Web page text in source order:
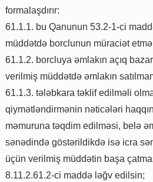
formalaşdırır:
61.1.1. bu Qanunun 53.2-1-ci
müddətdə borclunun müraciət
61.1.2. borcluya əmlakın açıq
verilmiş müddətdə əmlakın
61.1.3. tələbkara təklif edilməli
qiymətləndirmənin nəticələri
məmuruna təqdim edilməsi, belə
sənədində göstərildikdə isə icra
üçün verilmiş müddətin başa
8.11.2.61.2-ci maddə ləğv edilsin;